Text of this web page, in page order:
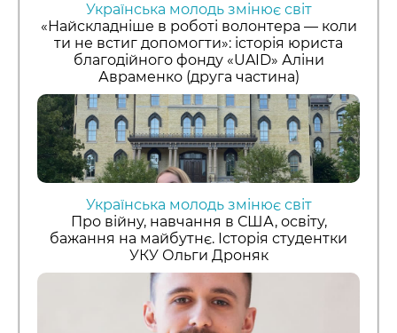
Українська молодь змінює світ
«Найскладніше в роботі волонтера — коли
ти не встиг допомогти»: історія юриста
благодійного фонду «UAID» Аліни
Авраменко (друга частина)
Українська молодь змінює світ
Про війну, навчання в США, освіту,
бажання на майбутнє. Історія студентки
УКУ Ольги Дроняк